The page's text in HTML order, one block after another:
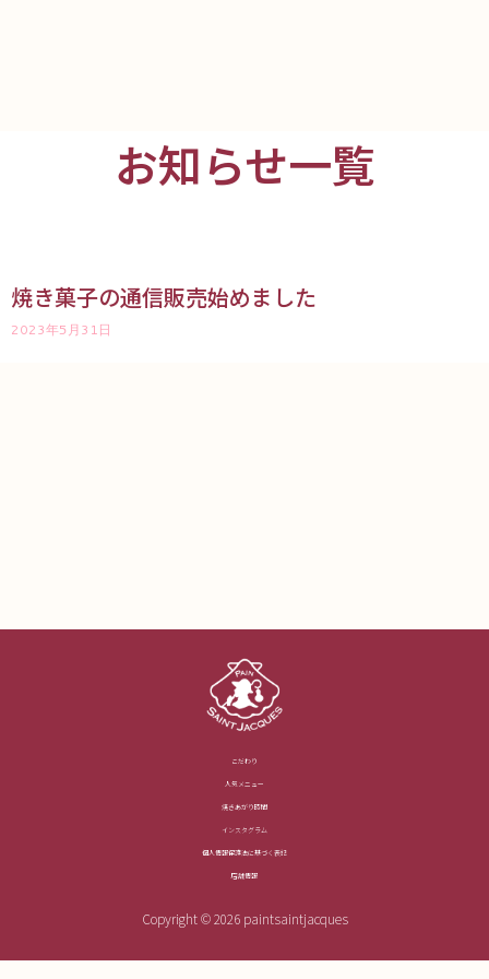
お知らせ一覧
焼き菓子の通信販売始めました
2023年5月31日
こだわり
人気メニュー
焼きあがり時間
インスタグラム
個人情報保護法に基づく表記
店舗情報
Copyright © 2026 paintsaintjacques